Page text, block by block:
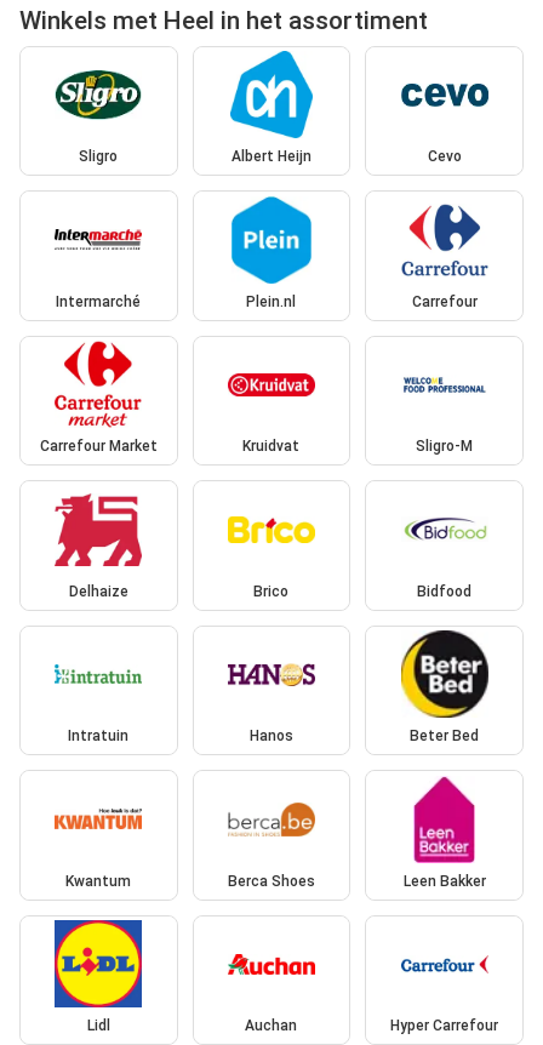
Winkels met Heel in het assortiment
Sligro Albert Heijn Cevo
Intermarché Plein.nl Carrefour
Carrefour Market Kruidvat Sligro-M
Delhaize Brico Bidfood
Intratuin Hanos Beter Bed
Kwantum Berca Shoes Leen Bakker
Lidl Auchan Hyper Carrefour